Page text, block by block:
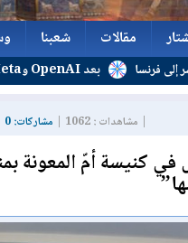
مقالات
مقالات
شعبنا
شعبنا
بعد OpenAI وMeta.. لماذا تتكرر حوادث اختراق أنظمة الذكاء الاصطناعي؟
| مشاهدات : 1062 | مشاركات: 0
كنيسة أمّ المعونة